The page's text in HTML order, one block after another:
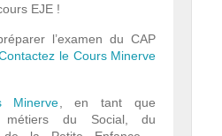
EJE !
l’examen du CAP
le Cours Minerve
Minerve , en tant que
métiers du Social, du